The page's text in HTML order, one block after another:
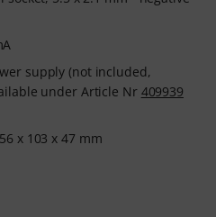
supply (not included,
under Article Nr 409939
x 103 x 47 mm